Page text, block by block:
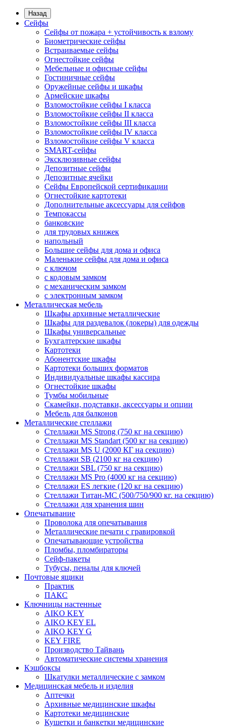
Назад
Сейфы
Сейфы от пожара + устойчивость к взлому
Биометрические сейфы
Встраиваемые сейфы
Огнестойкие сейфы
Мебельные и офисные сейфы
Гостиничные сейфы
Оружейные сейфы и шкафы
Армейские шкафы
Взломостойкие сейфы I класса
Взломостойкие сейфы II класса
Взломостойкие сейфы III класса
Взломостойкие сейфы IV класса
Взломостойкие сейфы V класса
SMART-сейфы
Эксклюзивные сейфы
Депозитные сейфы
Депозитные ячейки
Сейфы Европейской сертификации
Огнестойкие картотеки
Дополнительные аксессуары для сейфов
Темпокассы
банковские
для трудовых книжек
напольный
Большие сейфы для дома и офиса
Маленькие сейфы для дома и офиса
с ключом
с кодовым замком
с механическим замком
с электронным замком
Металлическая мебель
Шкафы архивные металлические
Шкафы для раздевалок (локеры) для одежды
Шкафы универсальные
Бухгалтерские шкафы
Картотеки
Абонентские шкафы
Картотеки больших форматов
Индивидуальные шкафы кассира
Огнестойкие шкафы
Тумбы мобильные
Скамейки, подставки, аксессуары и опции
Мебель для балконов
Металлические стеллажи
Стеллажи MS Strong (750 кг на секцию)
Стеллажи MS Standart (500 кг на секцию)
Стеллажи MS U (2000 КГ на секцию)
Стеллажи SB (2100 кг на секцию)
Стеллажи SBL (750 кг на секцию)
Стеллажи MS Pro (4000 кг на секцию)
Стеллажи ES легкие (120 кг на секцию)
Стеллажи Титан-МС (500/750/900 кг. на секцию)
Стеллажи для хранения шин
Опечатывание
Проволока для опечатывания
Металлические печати с гравировкой
Опечатывающие устройства
Пломбы, пломбираторы
Сейф-пакеты
Тубусы, пеналы для ключей
Почтовые ящики
Практик
ПАКС
Ключницы настенные
AIKO KEY
AIKO KEY EL
AIKO KEY G
KEY FIRE
Производство Тайвань
Автоматические системы хранения
Кэшбоксы
Шкатулки металлические с замком
Медицинская мебель и изделия
Аптечки
Архивные медицинские шкафы
Картотеки медицинские
Кушетки и банкетки медицинские